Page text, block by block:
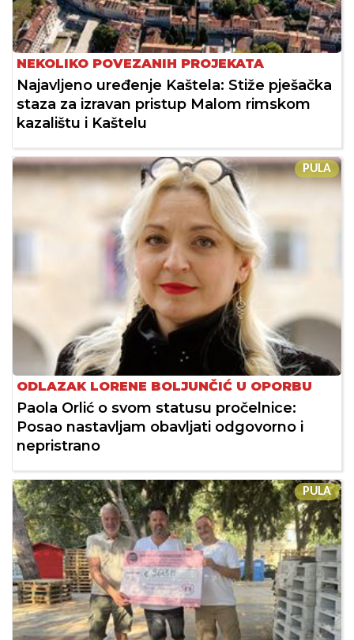
NEKOLIKO POVEZANIH PROJEKATA
Najavljeno uređenje Kaštela: Stiže pješačka
staza za izravan pristup Malom rimskom
kazalištu i Kaštelu
PULA
ODLAZAK LORENE BOLJUNČIĆ U OPORBU
Paola Orlić o svom statusu pročelnice:
Posao nastavljam obavljati odgovorno i
nepristrano
PULA